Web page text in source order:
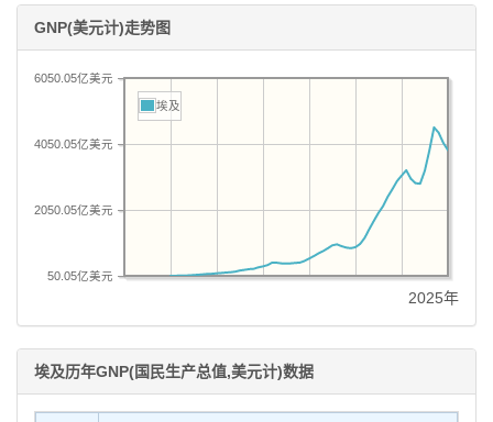
GNP(美元计)走势图
50.05亿美元
2050.05亿美元
4050.05亿美元
6050.05亿美元
埃及
2025年
埃及历年GNP(国民生产总值,美元计)数据